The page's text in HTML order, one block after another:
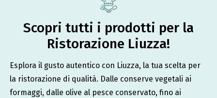
Scopri tutti i prodotti per la
Ristorazione Liuzza!
Esplora il gusto autentico con Liuzza, la tua scelta per
la ristorazione di qualità. Dalle conserve vegetali ai
formaggi, dalle olive al pesce conservato, fino ai